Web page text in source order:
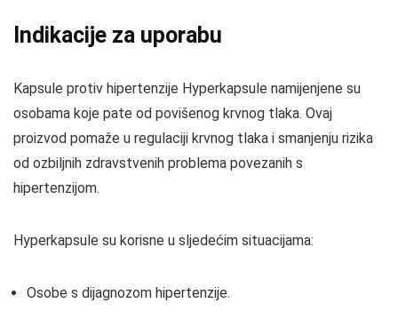
Indikacije za uporabu
Kapsule protiv hipertenzije Hyperkapsule namijenjene su
osobama koje pate od povišenog krvnog tlaka. Ovaj
proizvod pomaže u regulaciji krvnog tlaka i smanjenju rizika
od ozbiljnih zdravstvenih problema povezanih s
hipertenzijom.
Hyperkapsule su korisne u sljedećim situacijama:
Osobe s dijagnozom hipertenzije.